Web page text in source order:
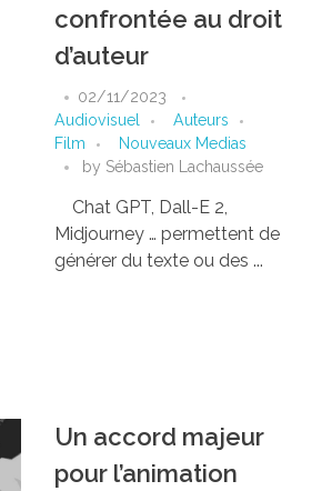
confrontée au droit
d’auteur
02/11/2023
Audiovisuel
Auteurs
Film
Nouveaux Medias
by Sébastien Lachaussée
Chat GPT, Dall-E 2,
Midjourney … permettent de
générer du texte ou des ...
Un accord majeur
pour l’animation